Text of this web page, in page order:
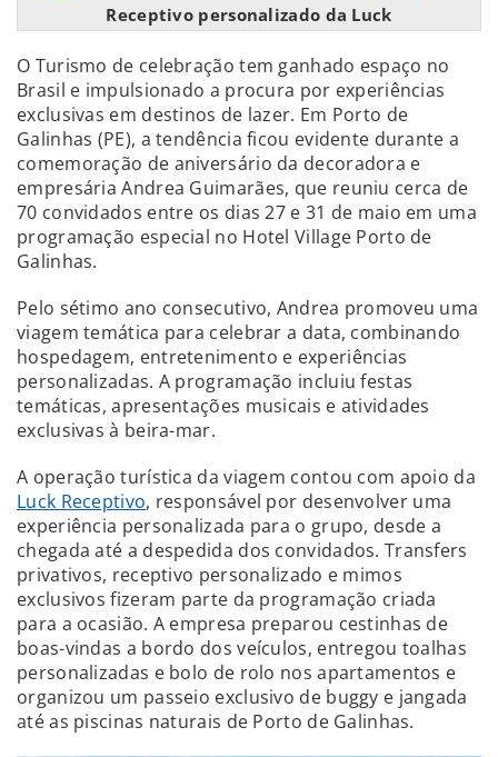
Receptivo personalizado da Luck
O Turismo de celebração tem ganhado espaço no
Brasil e impulsionado a procura por experiências
exclusivas em destinos de lazer. Em Porto de
Galinhas (PE), a tendência ficou evidente durante a
comemoração de aniversário da decoradora e
empresária Andrea Guimarães, que reuniu cerca de
70 convidados entre os dias 27 e 31 de maio em uma
programação especial no Hotel Village Porto de
Galinhas.
Pelo sétimo ano consecutivo, Andrea promoveu uma
viagem temática para celebrar a data, combinando
hospedagem, entretenimento e experiências
personalizadas. A programação incluiu festas
temáticas, apresentações musicais e atividades
exclusivas à beira-mar.
A operação turística da viagem contou com apoio da
Luck Receptivo, responsável por desenvolver uma
experiência personalizada para o grupo, desde a
chegada até a despedida dos convidados. Transfers
privativos, receptivo personalizado e mimos
exclusivos fizeram parte da programação criada
para a ocasião. A empresa preparou cestinhas de
boas-vindas a bordo dos veículos, entregou toalhas
personalizadas e bolo de rolo nos apartamentos e
organizou um passeio exclusivo de buggy e jangada
até as piscinas naturais de Porto de Galinhas.